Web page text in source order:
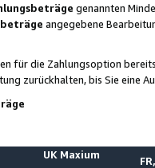
genannten
angegebene
für die Zahlungsoption
zurückhalten, bis Sie
UK Maxium